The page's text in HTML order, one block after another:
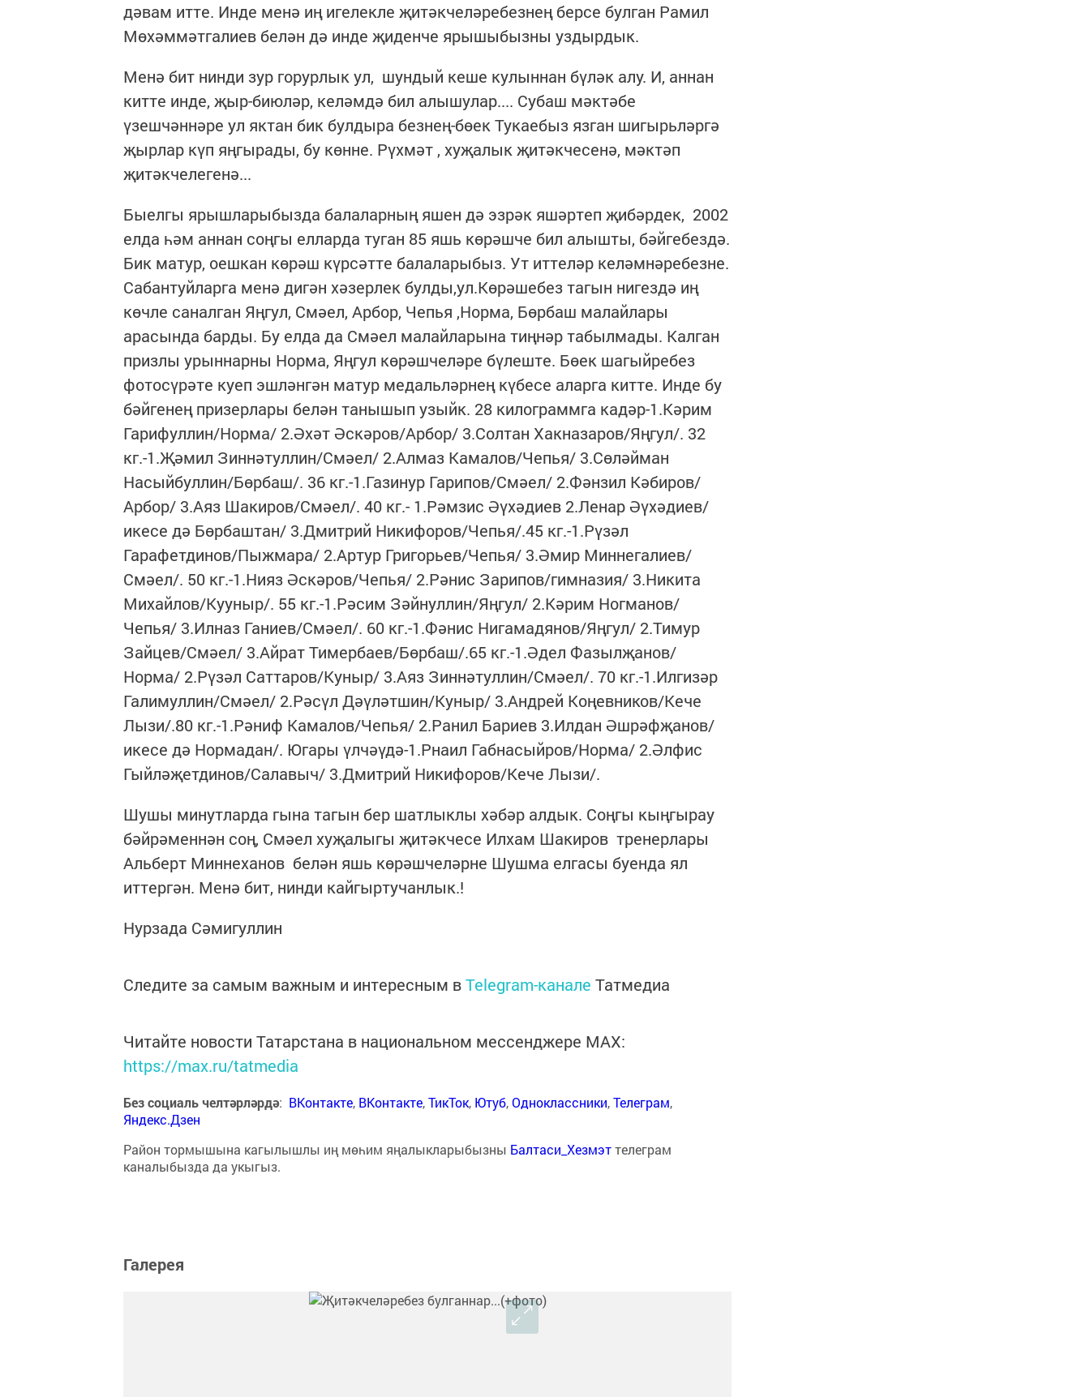
дәвам итте. Инде менә иң игелекле җитәкчеләребезнең берсе булган Рамил
Мөхәммәтгалиев белән дә инде җиденче ярышыбызны уздырдык.
Менә бит нинди зур горурлык ул, шундый кеше кулыннан бүләк алу. И, аннан
китте инде, җыр-биюләр, келәмдә бил алышулар.... Субаш мәктәбе
үзешчәннәре ул яктан бик булдыра безнең-бөек Тукаебыз язган шигырьләргә
җырлар күп яңгырады, бу көнне. Рүхмәт , хуҗалык җитәкчесенә, мәктәп
җитәкчелегенә...
Быелгы ярышларыбызда балаларның яшен дә эзрәк яшәртеп җибәрдек, 2002
елда һәм аннан соңгы елларда туган 85 яшь көрәшче бил алышты, бәйгебездә.
Бик матур, оешкан көрәш күрсәтте балаларыбыз. Ут иттеләр келәмнәребезне.
Сабантуйларга менә дигән хәзерлек булды,ул.Көрәшебез тагын нигездә иң
көчле саналган Яңгул, Смәел, Арбор, Чепья ,Норма, Бөрбаш малайлары
арасында барды. Бу елда да Смәел малайларына тиңнәр табылмады. Калган
призлы урыннарны Норма, Яңгул көрәшчеләре бүлеште. Бөек шагыйребез
фотосүрәте куеп эшләнгән матур медальләрнең күбесе аларга китте. Инде бу
бәйгенең призерлары белән танышып узыйк. 28 килограммга кадәр-1.Кәрим
Гарифуллин/Норма/ 2.Әхәт Әскәров/Арбор/ 3.Солтан Хакназаров/Яңгул/. 32
кг.-1.Җәмил Зиннәтуллин/Смәел/ 2.Алмаз Камалов/Чепья/ 3.Сөләйман
Насыйбуллин/Бөрбаш/. 36 кг.-1.Газинур Гарипов/Смәел/ 2.Фәнзил Кәбиров/
Арбор/ 3.Аяз Шакиров/Смәел/. 40 кг.- 1.Рәмзис Әүхәдиев 2.Ленар Әүхәдиев/
икесе дә Бөрбаштан/ 3.Дмитрий Никифоров/Чепья/.45 кг.-1.Рүзәл
Гарафетдинов/Пыжмара/ 2.Артур Григорьев/Чепья/ 3.Әмир Миннегалиев/
Смәел/. 50 кг.-1.Нияз Әскәров/Чепья/ 2.Рәнис Зарипов/гимназия/ 3.Никита
Михайлов/Кууныр/. 55 кг.-1.Рәсим Зәйнуллин/Яңгул/ 2.Кәрим Ногманов/
Чепья/ 3.Илназ Ганиев/Смәел/. 60 кг.-1.Фәнис Нигамадянов/Яңгул/ 2.Тимур
Зайцев/Смәел/ 3.Айрат Тимербаев/Бөрбаш/.65 кг.-1.Әдел Фазылҗанов/
Норма/ 2.Рүзәл Саттаров/Куныр/ 3.Аяз Зиннәтуллин/Смәел/. 70 кг.-1.Илгизәр
Галимуллин/Смәел/ 2.Рәсүл Дәүләтшин/Куныр/ 3.Андрей Коңевников/Кече
Лызи/.80 кг.-1.Рәниф Камалов/Чепья/ 2.Ранил Бариев 3.Илдан Әшрәфҗанов/
икесе дә Нормадан/. Югары үлчәүдә-1.Рнаил Габнасыйров/Норма/ 2.Әлфис
Гыйләҗетдинов/Салавыч/ 3.Дмитрий Никифоров/Кече Лызи/.
Шушы минутларда гына тагын бер шатлыклы хәбәр алдык. Соңгы кыңгырау
бәйрәменнән соң, Смәел хуҗалыгы җитәкчесе Илхам Шакиров тренерлары
Альберт Миннеханов белән яшь көрәшчеләрне Шушма елгасы буенда ял
иттергән. Менә бит, нинди кайгыртучанлык.!
Нурзада Сәмигуллин
Следите за самым важным и интересным вTelegram-канале Татмедиа
Читайте новости Татарстана в национальном мессенджере MАХ:
https://max.ru/tatmedia
Без социаль челтәрләрдә: ВКонтакте, ВКонтакте,ТикТок, Ютуб,Одноклассники,Телеграм,
Яндекс.Дзен
Район тормышына кагылышлы иң мөһим яңалыкларыбызны Балтаси_Хезмэттелеграм
каналыбызда да укыгыз.
Галерея